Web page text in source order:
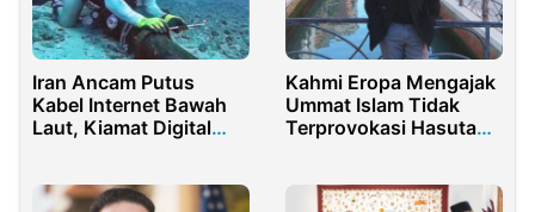
Iran Ancam Putus
Kabel Internet Bawah
Laut, Kiamat Digital
Kahmi Eropa Mengajak
Ummat Islam Tidak
Terprovokasi Hasutan